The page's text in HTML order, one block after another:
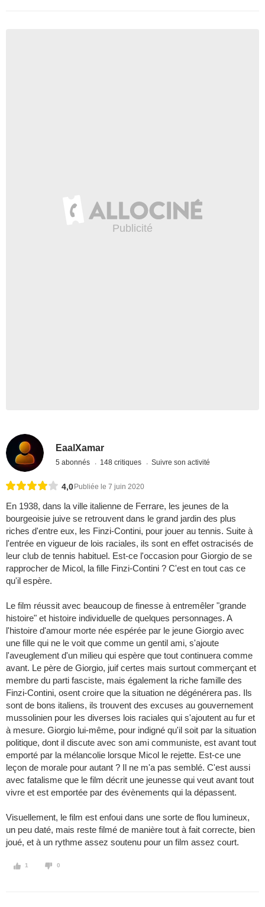
EaalXamar
5 abonnés 148 critiques Suivre son activité
4,0 Publiée le 7 juin 2020
En 1938, dans la ville italienne de Ferrare, les jeunes de la
bourgeoisie juive se retrouvent dans le grand jardin des plus
riches d'entre eux, les Finzi-Contini, pour jouer au tennis. Suite à
l'entrée en vigueur de lois raciales, ils sont en effet ostracisés de
leur club de tennis habituel. Est-ce l'occasion pour Giorgio de se
rapprocher de Micol, la fille Finzi-Contini ? C'est en tout cas ce
qu'il espère.
Le film réussit avec beaucoup de finesse à entremêler "grande
histoire" et histoire individuelle de quelques personnages. A
l'histoire d'amour morte née espérée par le jeune Giorgio avec
une fille qui ne le voit que comme un gentil ami, s'ajoute
l'aveuglement d'un milieu qui espère que tout continuera comme
avant. Le père de Giorgio, juif certes mais surtout commerçant et
membre du parti fasciste, mais également la riche famille des
Finzi-Contini, osent croire que la situation ne dégénérera pas. Ils
sont de bons italiens, ils trouvent des excuses au gouvernement
mussolinien pour les diverses lois raciales qui s'ajoutent au fur et
à mesure. Giorgio lui-même, pour indigné qu'il soit par la situation
politique, dont il discute avec son ami communiste, est avant tout
emporté par la mélancolie lorsque Micol le rejette. Est-ce une
leçon de morale pour autant ? Il ne m'a pas semblé. C'est aussi
avec fatalisme que le film décrit une jeunesse qui veut avant tout
vivre et est emportée par des évènements qui la dépassent.
Visuellement, le film est enfoui dans une sorte de flou lumineux,
un peu daté, mais reste filmé de manière tout à fait correcte, bien
joué, et à un rythme assez soutenu pour un film assez court.
1 0